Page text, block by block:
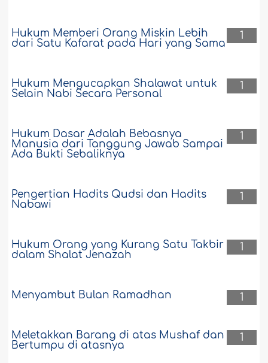
1
Hukum Memberi Orang Miskin Lebih
dari Satu Kafarat pada Hari yang Sama
1
Hukum Mengucapkan Shalawat untuk
Selain Nabi Secara Personal
1
Hukum Dasar Adalah Bebasnya
Manusia dari Tanggung Jawab Sampai
Ada Bukti Sebaliknya
1
Pengertian Hadits Qudsi dan Hadits
Nabawi
1
Hukum Orang yang Kurang Satu Takbir
dalam Shalat Jenazah
1
Menyambut Bulan Ramadhan
1
Meletakkan Barang di atas Mushaf dan
Bertumpu di atasnya